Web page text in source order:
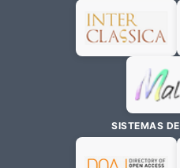
SISTEMAS